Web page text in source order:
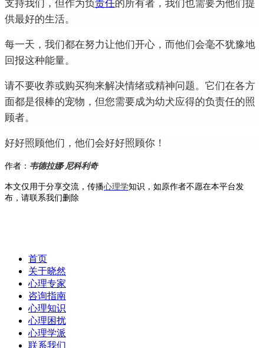
支持我们，但作为负责任的所有者，我们也需要为他们提
供最好的生活。
每一天，我们都在努力让他们开心，而他们会毫不犹豫地
回报这种能量。
请不要收养或购买狗来解决情绪或精神问题。 它们在各方
面都是很棒的宠物，但您需要成为幼犬应得的负责任的照
顾者。
好好照顾他们，他们会好好照顾你！
作者： 韦德拉娜·尼科利奇
本文仅用于分享交流，传播心理学知识，如原作者不愿在本平台发
布，请联系我们删除
首页
关于晓然
心理专家
咨询指南
心理知识
心理困扰
心理学派
联系我们